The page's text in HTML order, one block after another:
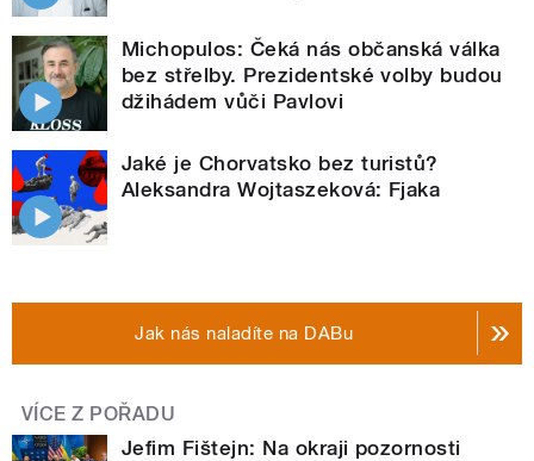
Michopulos: Čeká nás občanská válka
bez střelby. Prezidentské volby budou
džihádem vůči Pavlovi
Jaké je Chorvatsko bez turistů?
Aleksandra Wojtaszeková: Fjaka
Jak nás naladíte na DABu
VÍCE Z POŘADU
Jefim Fištejn: Na okraji pozornosti